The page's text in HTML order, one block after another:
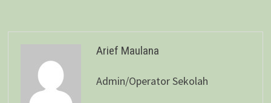
Arief Maulana
Admin/Operator Sekolah